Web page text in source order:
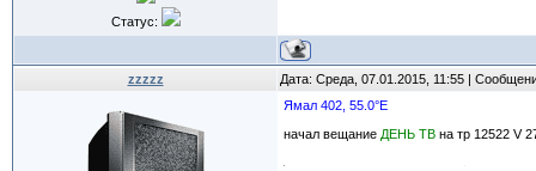
Статус:
zzzzz Дата: Среда, 07.01.2015, 11:55 |
Ямал 402, 55.0°E
начал вещание ДЕНЬ ТВ на тр 12522 V